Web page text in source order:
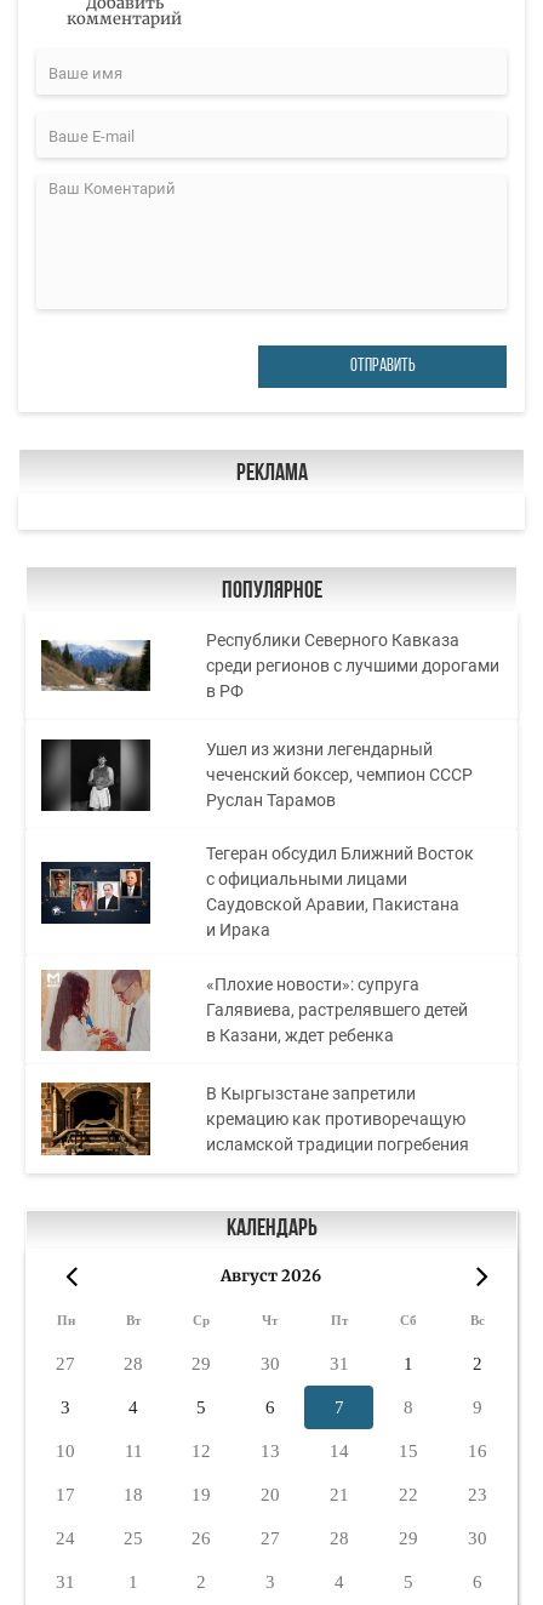
комментарий
ОТПРАВИТЬ
Реклама
Популярное
Республики Северного Кавказа
среди регионов с лучшими дорогами
в РФ
Ушел из жизни легендарный
чеченский боксер, чемпион СССР
Руслан Тарамов
Тегеран обсудил Ближний Восток
с официальными лицами
Саудовской Аравии, Пакистана
и Ирака
«Плохие новости»: супруга
Галявиева, растрелявшего детей
в Казани, ждет ребенка
В Кыргызстане запретили
кремацию как противоречащую
исламской традиции погребения
Календарь
Август 2026
Пн Вт Ср Чт Пт Сб Вс
27 28 29 30 31 1 2
3 4 5 6 7 8 9
10 11 12 13 14 15 16
17 18 19 20 21 22 23
24 25 26 27 28 29 30
31 1 2 3 4 5 6